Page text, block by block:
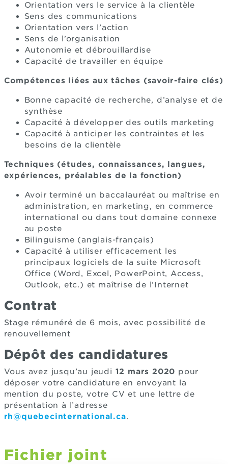
Orientation vers le service à la clientèle
Sens des communications
Orientation vers l’action
Sens de l’organisation
Autonomie et débrouillardise
Capacité de travailler en équipe
Compétences liées aux tâches (savoir-faire clés)
Bonne capacité de recherche, d’analyse et de
synthèse
Capacité à développer des outils marketing
Capacité à anticiper les contraintes et les
besoins de la clientèle
Techniques (études, connaissances, langues,
expériences, préalables de la fonction)
Avoir terminé un baccalauréat ou maîtrise en
administration, en marketing, en commerce
international ou dans tout domaine connexe
au poste
Bilinguisme (anglais-français)
Capacité à utiliser efficacement les
principaux logiciels de la suite Microsoft
Office (Word, Excel, PowerPoint, Access,
Outlook, etc.) et maîtrise de l’Internet
Contrat
Stage rémunéré de 6 mois, avec possibilité de
renouvellement
Dépôt des candidatures
Vous avez jusqu’au jeudi 12 mars 2020 pour
déposer votre candidature en envoyant la
mention du poste, votre CV et une lettre de
présentation à l’adresse
rh@quebecinternational.ca.
Fichier joint